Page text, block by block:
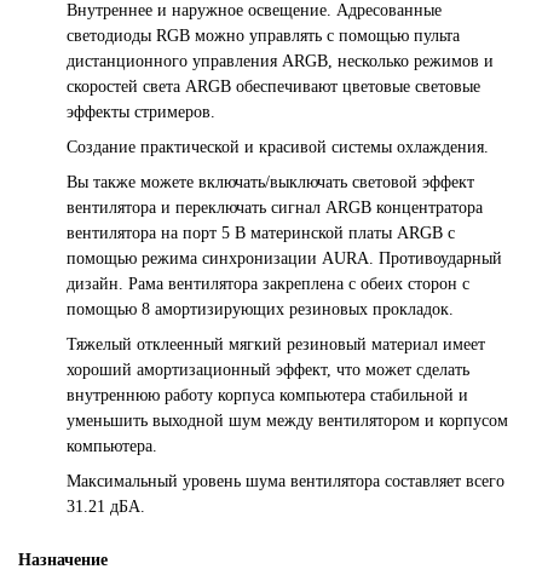
Внутреннее и наружное освещение. Адресованные
светодиоды RGB можно управлять с помощью пульта
дистанционного управления ARGB, несколько режимов и
скоростей света ARGB обеспечивают цветовые световые
эффекты стримеров.
Создание практической и красивой системы охлаждения.
Вы также можете включать/выключать световой эффект
вентилятора и переключать сигнал ARGB концентратора
вентилятора на порт 5 В материнской платы ARGB с
помощью режима синхронизации AURA. Противоударный
дизайн. Рама вентилятора закреплена с обеих сторон с
помощью 8 амортизирующих резиновых прокладок.
Тяжелый отклеенный мягкий резиновый материал имеет
хороший амортизационный эффект, что может сделать
внутреннюю работу корпуса компьютера стабильной и
уменьшить выходной шум между вентилятором и корпусом
компьютера.
Максимальный уровень шума вентилятора составляет всего
31.21 дБА.
Назначение